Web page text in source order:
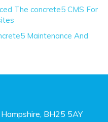
The concrete5 CMS For
Maintenance And
BH25 5AY